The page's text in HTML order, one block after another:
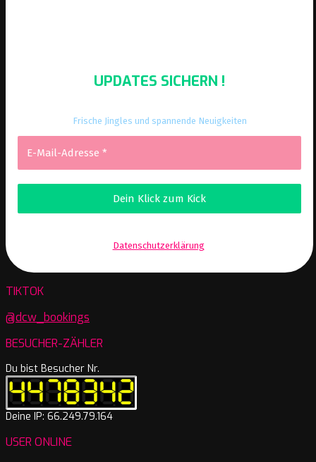
UPDATES SICHERN !
Frische Jingles und spannende Neuigkeiten
Datenschutzerklärung.
TIKTOK
@dcw_bookings
BESUCHER-ZÄHLER
Du bist Besucher Nr.
Deine IP: 66.249.79.164
USER ONLINE